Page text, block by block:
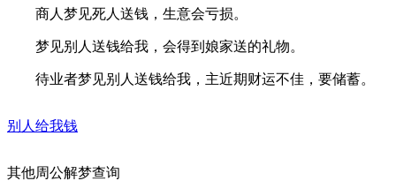
商人梦见死人送钱，生意会亏损。
梦见别人送钱给我，会得到娘家送的礼物。
待业者梦见别人送钱给我，主近期财运不佳，要储蓄。
别人给我钱
其他周公解梦查询